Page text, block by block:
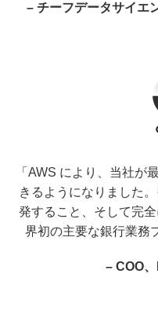
– チーフデータサイエ
「AWS により、当社が
きるようになりました
発すること、そして完
界初の主要な銀行業務
– COO